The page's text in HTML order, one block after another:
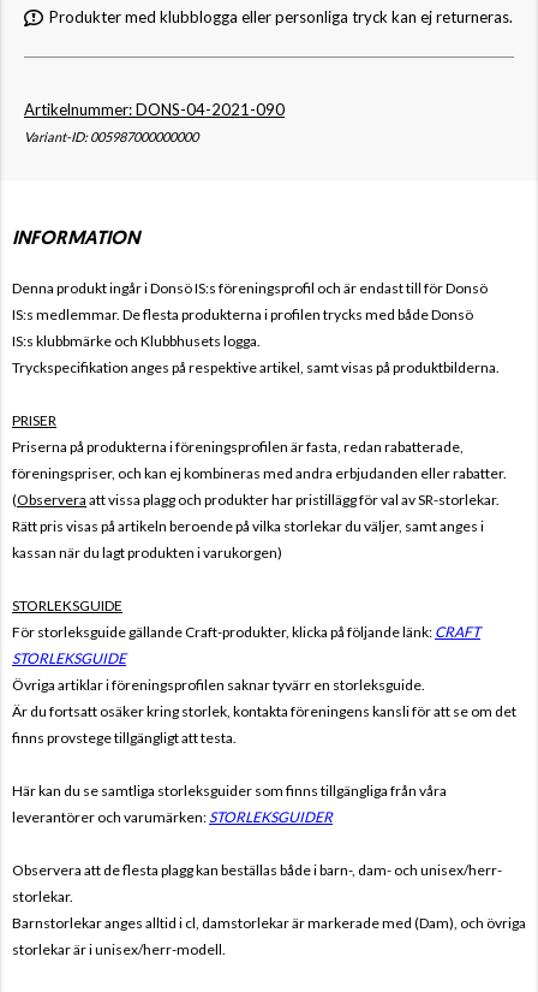
Produkter med klubblogga eller personliga tryck kan ej returneras.
Artikelnummer: DONS-04-2021-090
Variant-ID: 005987000000000
INFORMATION
Denna produkt ingår i Donsö IS:s föreningsprofil och är endast till förDonsö
IS:s medlemmar. De flesta produkterna i profilen trycks med bådeDonsö
IS:s klubbmärke och Klubbhusets logga.
Tryckspecifikation anges på respektive artikel, samt visas på produktbilderna.
PRISER
Priserna på produkterna i föreningsprofilen är fasta, redan rabatterade,
föreningspriser, och kan ej kombineras med andra erbjudanden eller rabatter.
(Observera att vissa plagg och produkter har pristillägg för val av SR-storlekar.
Rätt pris visas på artikeln beroende på vilka storlekar du väljer, samt anges i
kassan när du lagt produkten i varukorgen)
STORLEKSGUIDE
För storleksguide gällande Craft-produkter, klicka på följande länk: CRAFT
STORLEKSGUIDE
Övriga artiklar i föreningsprofilen saknar tyvärr en storleksguide.
Är du fortsatt osäker kring storlek, kontakta föreningens kansli för att se om det
finns provstege tillgängligt att testa.
Här kan du se samtliga storleksguider som finns tillgängliga från våra
leverantörer och varumärken:STORLEKSGUIDER
Observera att de flesta plagg kan beställas både i barn-, dam- och unisex/herr-
storlekar.
Barnstorlekar anges alltid i cl, damstorlekar är markerade med (Dam), och övriga
storlekar är i unisex/herr-modell.